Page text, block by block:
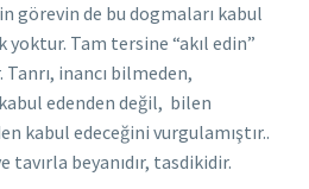
görevin de bu dogmaları kabul
Tam tersine “akıl edin”
Tanrı, inancı bilmeden,
edenden değil, bilen
kabul edeceğini vurgulamıştır..
tavırla beyanıdır, tasdikidir.